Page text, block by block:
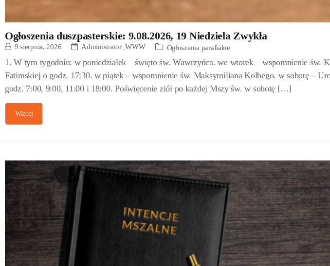
Ogłoszenia duszpasterskie: 9.08.2026, 19 Niedziela Zwykła
9 sierpnia, 2026 Administrator_WWW Ogłoszenia parafialne
1. W tym tygodniu: w poniedziałek – święto św. Wawrzyńca. we wtorek – wspomnienie św.
Fatimskiej o godz. 17:30. w piątek – wspomnienie św. Maksymiliana Kolbego. w sobotę –
godz. 7:00, 9:00, 11:00 i 18:00. Poświęcenie ziół po każdej Mszy św. w sobotę […]
Więcej